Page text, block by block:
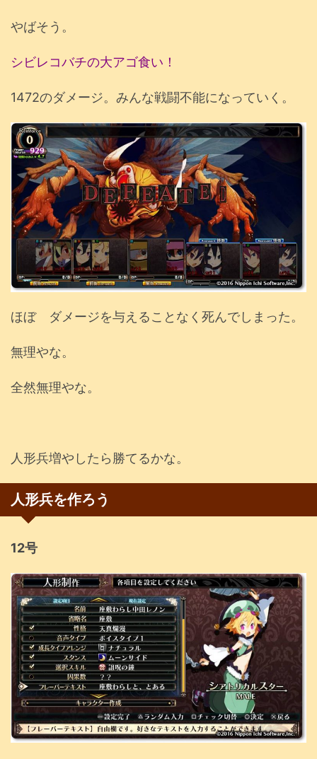
やばそう。
シビレコバチの大アゴ食い！
1472のダメージ。みんな戦闘不能になっていく。
ほぼ ダメージを与えることなく死んでしまった。
無理やな。
全然無理やな。
人形兵増やしたら勝てるかな。
人形兵を作ろう
12号